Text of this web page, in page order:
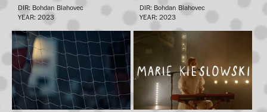
DIR: Bohdan Blahovec
YEAR: 2023
DIR: Bohdan Blahovec
YEAR: 2023